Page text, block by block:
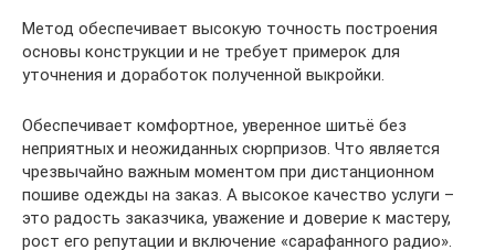
Метод обеспечивает высокую точность построения
основы конструкции и не требует примерок для
уточнения и доработок полученной выкройки.
Обеспечивает комфортное, уверенное шитьё без
неприятных и неожиданных сюрпризов. Что является
чрезвычайно важным моментом при дистанционном
пошиве одежды на заказ. А высокое качество услуги –
это радость заказчика, уважение и доверие к мастеру,
рост его репутации и включение «сарафанного радио».